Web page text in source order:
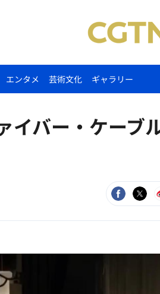
エンタメ 芸術文化 ギャラリー
イバー・ケーブ